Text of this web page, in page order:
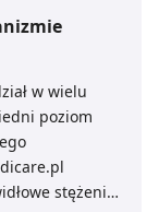
w wielu
poziom
stężenie